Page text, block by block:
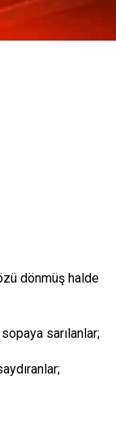
dönmüş halde
sarılanlar;